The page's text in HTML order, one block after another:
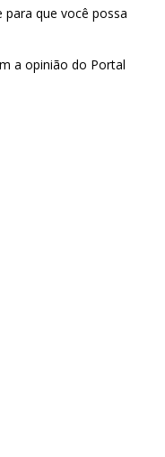
que você possa
a opinião do Portal